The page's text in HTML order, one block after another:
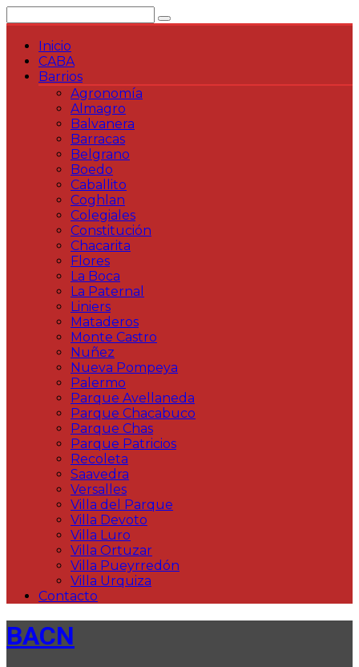
al
contenidoInicio
CABA
Barrios
Agronomía
Almagro
Balvanera
Barracas
Belgrano
Boedo
Caballito
Coghlan
Colegiales
Constitución
Chacarita
Flores
La Boca
La Paternal
Liniers
Mataderos
Monte Castro
Nuñez
Nueva Pompeya
Palermo
Parque Avellaneda
Parque Chacabuco
Parque Chas
Parque Patricios
Recoleta
Saavedra
Versalles
Villa del Parque
Villa Devoto
Villa Luro
Villa Ortuzar
Villa Pueyrredón
Villa Urquiza
Contacto
BACN